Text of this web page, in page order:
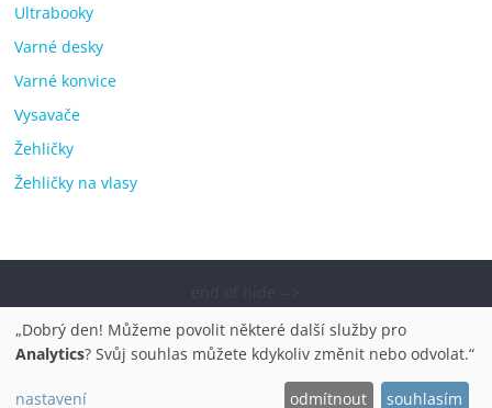
Ultrabooky
Varné desky
Varné konvice
Vysavače
Žehličky
Žehličky na vlasy
pračky, televize, notebooky, mobilní telefony, kávovary,
bazény. Všechna práva vyhrazena.
„Dobrý den! Můžeme povolit některé další služby pro
Analytics? Svůj souhlas můžete kdykoliv změnit nebo odvolat.“
nastavení odmítnout souhlasím